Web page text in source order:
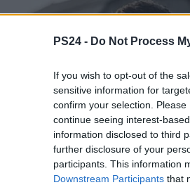
PS24 - Do Not Process
If you wish to opt-out of the
sensitive information for
confirm your selection.
continue seeing interest-
information disclosed to third
further disclosure of your
participants. This information
Downstream Participants that